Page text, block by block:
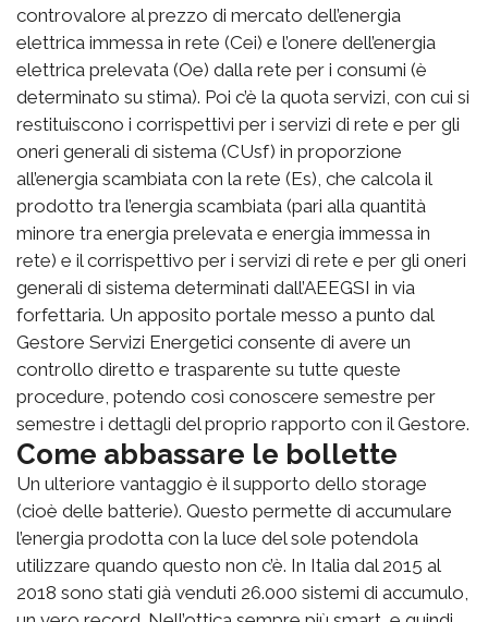
controvalore al prezzo di mercato dell’energia
elettrica immessa in rete (Cei) e l’onere dell’energia
elettrica prelevata (Oe) dalla rete per i consumi (è
determinato su stima). Poi c’è la quota servizi, con cui si
restituiscono i corrispettivi per i servizi di rete e per gli
oneri generali di sistema (CUsf) in proporzione
all’energia scambiata con la rete (Es), che calcola il
prodotto tra l’energia scambiata (pari alla quantità
minore tra energia prelevata e energia immessa in
rete) e il corrispettivo per i servizi di rete e per gli oneri
generali di sistema determinati dall’AEEGSI in via
forfettaria. Un apposito portale messo a punto dal
Gestore Servizi Energetici consente di avere un
controllo diretto e trasparente su tutte queste
procedure, potendo così conoscere semestre per
semestre i dettagli del proprio rapporto con il Gestore.
Come abbassare le bollette
Un ulteriore vantaggio è il supporto dello storage
(cioè delle batterie). Questo permette di accumulare
l’energia prodotta con la luce del sole potendola
utilizzare quando questo non c’è. In Italia dal 2015 al
2018 sono stati già venduti 26.000 sistemi di accumulo,